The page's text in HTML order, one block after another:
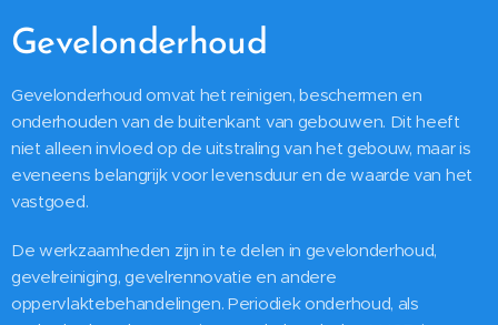
Gevelonderhoud
Gevelonderhoud omvat het reinigen, beschermen en
onderhouden van de buitenkant van gebouwen. Dit heeft
niet alleen invloed op de uitstraling van het gebouw, maar is
eveneens belangrijk voor levensduur en de waarde van het
vastgoed.
De werkzaamheden zijn in te delen in gevelonderhoud,
gevelreiniging, gevelrennovatie en andere
oppervlaktebehandelingen. Periodiek onderhoud, als